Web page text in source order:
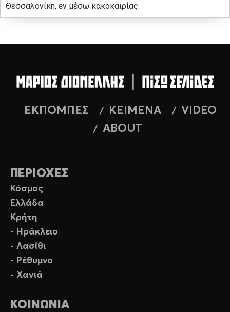
Θεσσαλονίκη, εν μέσω κακοκαιρίας.
ΕΚΠΟΜΠΕΣ ΚΕΙΜΕΝΑ
VIDEO
ABOUT
ΠΕΡΙΟΧΕΣ
Κόσμος
Ελλάδα
Κρήτη
- Ηράκλειο
- Λασίθι
- Ρέθυμνο
- Χανιά
ΚΟΙΝΩΝΙΑ